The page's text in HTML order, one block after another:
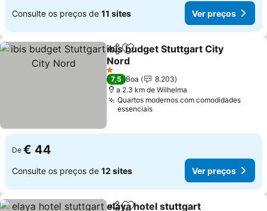
Consulte os preços de 11 sites Ver preços
PartilharAdicionar aos favoritos
ibis budget Stuttgart City
Nord
1 Estrelas
7,5 Boa
8.203
a 2.3 km de Wilhelma
Quartos modernos com comodidades
essenciais
De € 44
Consulte os preços de 12 sites Ver preços
elaya hotel stuttgart